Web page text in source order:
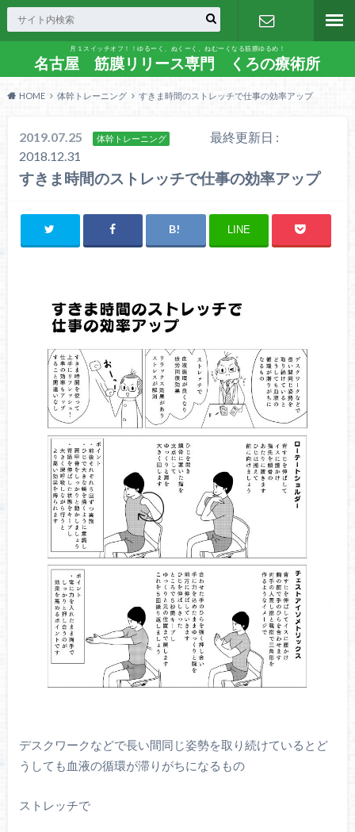
月１スイッチオフ！！ゆるーく、ぬくーく、ねむーくなる筋膜ゆるめ！
名古屋 筋膜リリース専門 くろの療術所
お問い合わ
せ
HOME 体幹トレーニング すきま時間のストレッチで仕事の効率アップ
2019.07.25 体幹トレーニング
最終更新日 :
2018.12.31
すきま時間のストレッチで仕事の効率アップ
LINE
デスクワークなどで長い間同じ姿勢を取り続けているとど
うしても血液の循環が滞りがちになるもの
ストレッチで